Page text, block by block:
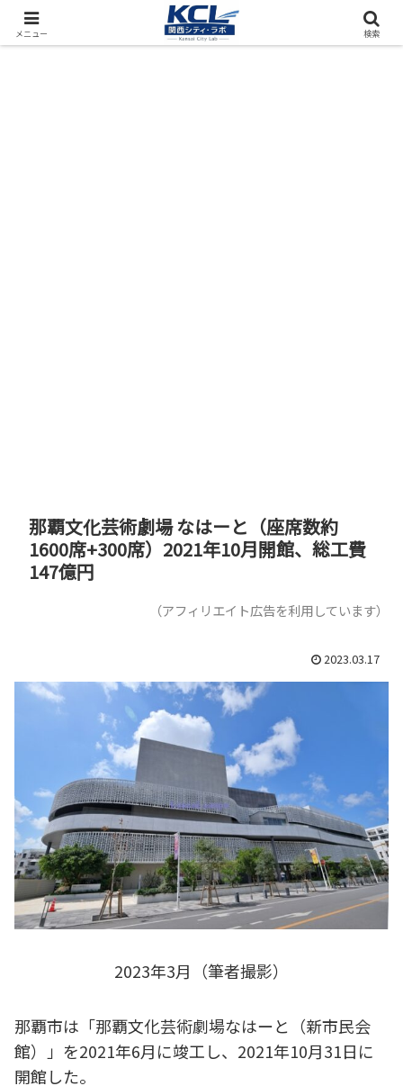
都市再開発をフィールド調査（累計アクセス数4000万PV）
那覇文化芸術劇場 なはーと（座席数約
1600席+300席）2021年10月開館、総工費
147億円
（アフィリエイト広告を利用しています）
2023.03.17
2023年3月（筆者撮影）
那覇市は「那覇文化芸術劇場なはーと（新市民会
館）」を2021年6月に竣工し、2021年10月31日に
開館した。
メニュー 検索